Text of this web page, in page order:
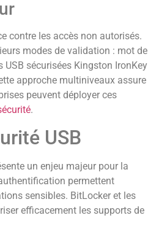
contre les accès non autorisés.
modes de validation : mot de
sécurisées Kingston IronKey
approche multiniveaux assure
peuvent déployer ces
.
USB
un enjeu majeur pour la
permettent
sensibles. BitLocker et les
efficacement les supports de